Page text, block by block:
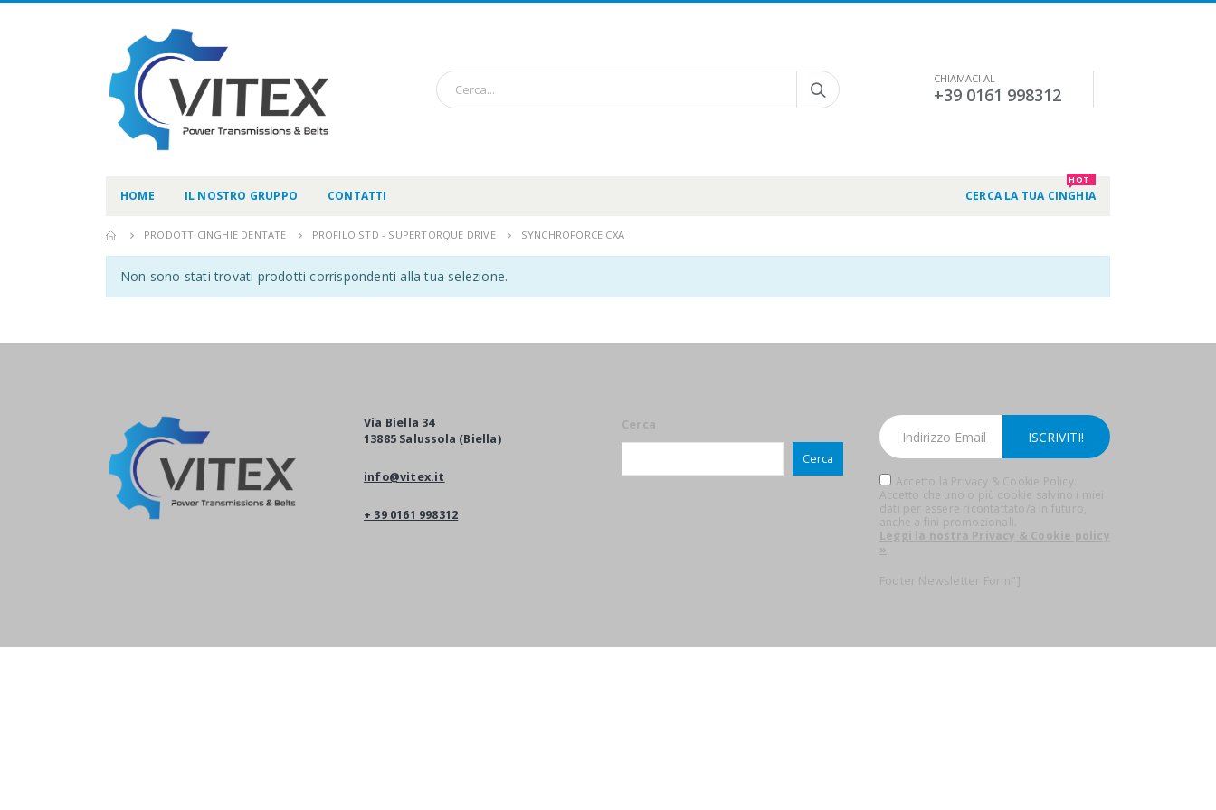
CHIAMACI AL
+39 0161 998312
HOME IL NOSTRO GRUPPO CONTATTI CERCA LA TUA CINGHIA
HOT
PRODOTTI CINGHIE DENTATE PROFILO STD - SUPERTORQUE DRIVE SYNCHROFORCE CXA
Non sono stati trovati prodotti corrispondenti alla tua selezione.
Via Biella 34
13885 Salussola (Biella)
info@vitex.it
+ 39 0161 998312
Cerca
Cerca
Accetto la Privacy & Cookie Policy.
Accetto che uno o più cookie salvino i miei
dati per essere ricontattato/a in futuro,
anche a fini promozionali.
Leggi la nostra Privacy & Cookie policy
»
Footer Newsletter Form"]